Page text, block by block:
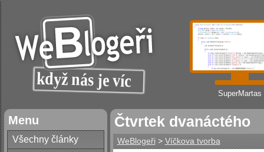
SuperMartas
Menu
Všechny články
Čtvrtek dvanáctého
WeBlogeři > Víčkova tvorba